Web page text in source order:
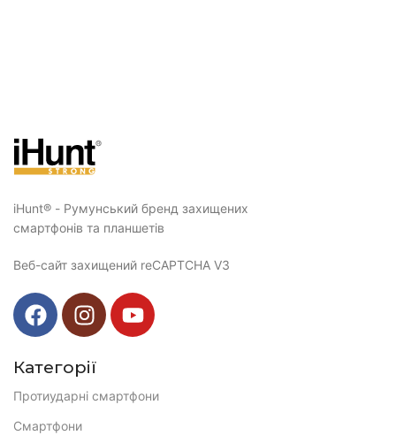
iHunt® - Румунський бренд захищених
смартфонів та планшетів
Веб-сайт захищений reCAPTCHA V3
Категорії
Протиударні смартфони
Смартфони